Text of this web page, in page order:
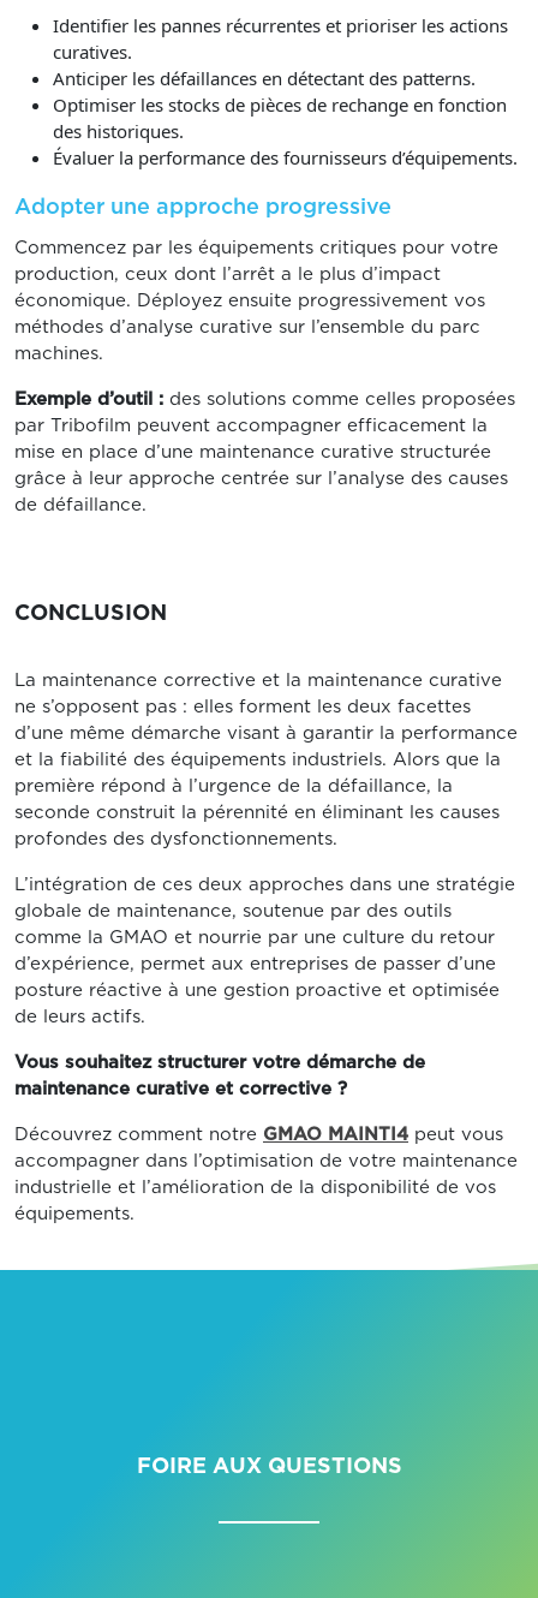
Identifier les pannes récurrentes et prioriser les actions
curatives.
Anticiper les défaillances en détectant des patterns.
Optimiser les stocks de pièces de rechange en fonction
des historiques.
Évaluer la performance des fournisseurs d’équipements.
Adopter une approche progressive
Commencez par les équipements critiques pour votre
production, ceux dont l’arrêt a le plus d’impact
économique. Déployez ensuite progressivement vos
méthodes d’analyse curative sur l’ensemble du parc
machines.
Exemple d’outil : des solutions comme celles proposées
par Tribofilm peuvent accompagner efficacement la
mise en place d’une maintenance curative structurée
grâce à leur approche centrée sur l’analyse des causes
de défaillance.
CONCLUSION
La maintenance corrective et la maintenance curative
ne s’opposent pas : elles forment les deux facettes
d’une même démarche visant à garantir la performance
et la fiabilité des équipements industriels. Alors que la
première répond à l’urgence de la défaillance, la
seconde construit la pérennité en éliminant les causes
profondes des dysfonctionnements.
L’intégration de ces deux approches dans une stratégie
globale de maintenance, soutenue par des outils
comme la GMAO et nourrie par une culture du retour
d’expérience, permet aux entreprises de passer d’une
posture réactive à une gestion proactive et optimisée
de leurs actifs.
Vous souhaitez structurer votre démarche de
maintenance curative et corrective ?
Découvrez comment notre GMAO MAINTI4 peut vous
accompagner dans l’optimisation de votre maintenance
industrielle et l’amélioration de la disponibilité de vos
équipements.
FOIRE AUX QUESTIONS